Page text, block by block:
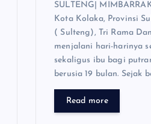
SULTENG|
Kota Kolaka, Provinsi
( Sulteng), Tri Rama
menjalani hari-harinya
sekaligus ibu bagi
berusia 19 bulan. Sejak
Read more